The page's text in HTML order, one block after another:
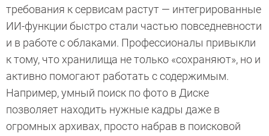
требования к сервисам растут — интегрированные
ИИ-функции быстро стали частью повседневности
и в работе с облаками. Профессионалы привыкли
к тому, что хранилища не только «сохраняют», но и
активно помогают работать с содержимым.
Например, умный поиск по фото в Диске
позволяет находить нужные кадры даже в
огромных архивах, просто набрав в поисковой